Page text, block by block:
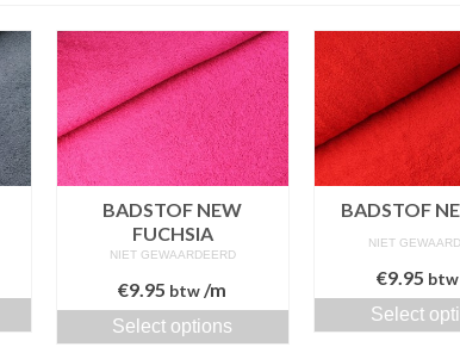
BADSTOF NEW
FUCHSIA
NIET GEWAARDEERD
€9.95 btw /m
Select options
BADSTOF
NIET
€9.95 btw
Select